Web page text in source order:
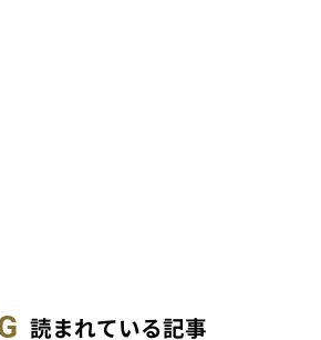
読まれている記事